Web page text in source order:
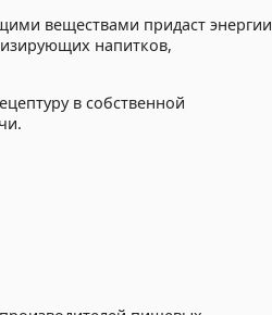
веществами придаст энергии
напитков,
в собственной